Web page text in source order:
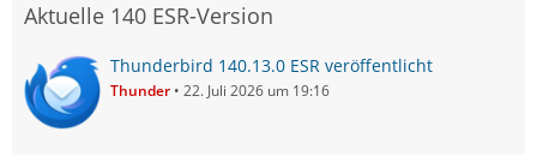
Aktuelle 140 ESR-Version
Thunderbird 140.13.0 ESR veröffentlicht
Thunder 22. Juli 2026 um 19:16